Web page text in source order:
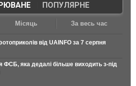
| ПОПУЛЯРНЕ
Місяць За весь час
від UAINFO за 7 серпня
ФСБ, яка дедалі більше виходить з-під